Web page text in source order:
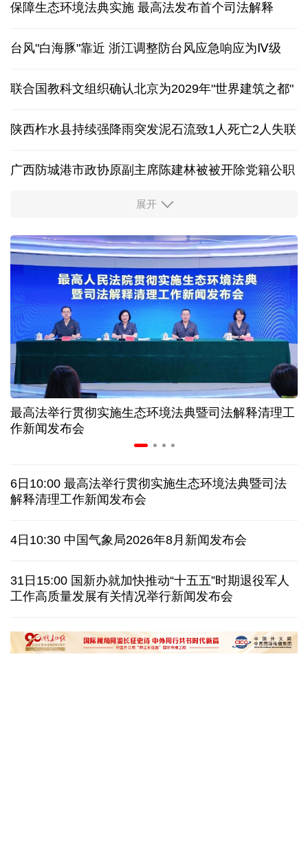
保障生态环境法典实施 最高法发布首个司法解释
台风"白海豚"靠近 浙江调整防台风应急响应为Ⅳ级
联合国教科文组织确认北京为2029年"世界建筑之都"
陕西柞水县持续强降雨突发泥石流致1人死亡2人失联
广西防城港市政协原副主席陈建林被被开除党籍公职
中国多地出台带薪休假新政 释放消费潜力
入境游火热 前7月北京离境退税各项数据均创新高
我国自阿根廷进口的牛肉已达到规定数量的50%
上半年我国黄金消费量511.412吨 同比增长1.23%
AI客服承诺不实、人工客服接入困难 中消协回应
数据有了“身份证” 我国正稳步推进数据产权登记
白宫否认特朗普与赫格塞思因弹药库存短缺发生争执
美媒称美国增派人手 在古巴加大力度开展情报活动
巴西降级与阿根廷关系 阿称驻巴大使将"回国休假"
韩国总统要求加速整合军校 防范再度发生军事政变
展开
最高法举行贯彻实施生态环境法典暨司法解释清理工
作新闻发布会
6日10:00 最高法举行贯彻实施生态环境法典暨司法
解释清理工作新闻发布会
4日10:30 中国气象局2026年8月新闻发布会
31日15:00 国新办就加快推动“十五五”时期退役军人
工作高质量发展有关情况举行新闻发布会